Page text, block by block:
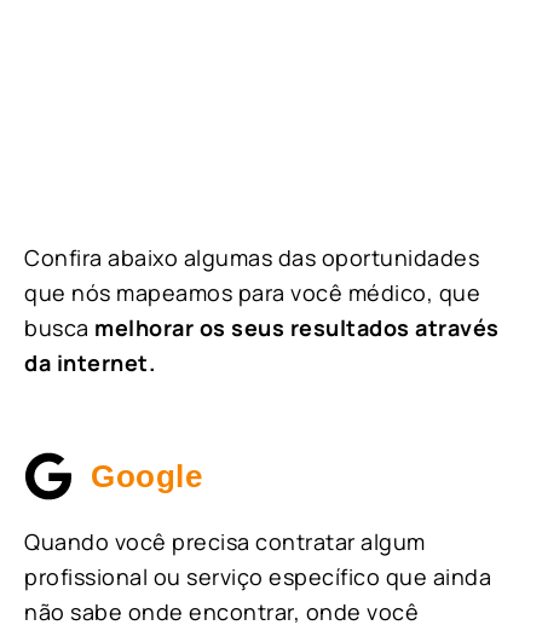
Confira abaixo algumas das oportunidades
que nós mapeamos para você médico, que
busca melhorar os seus resultados através
da internet.
Google
Quando você precisa contratar algum
profissional ou serviço específico que ainda
não sabe onde encontrar, onde você